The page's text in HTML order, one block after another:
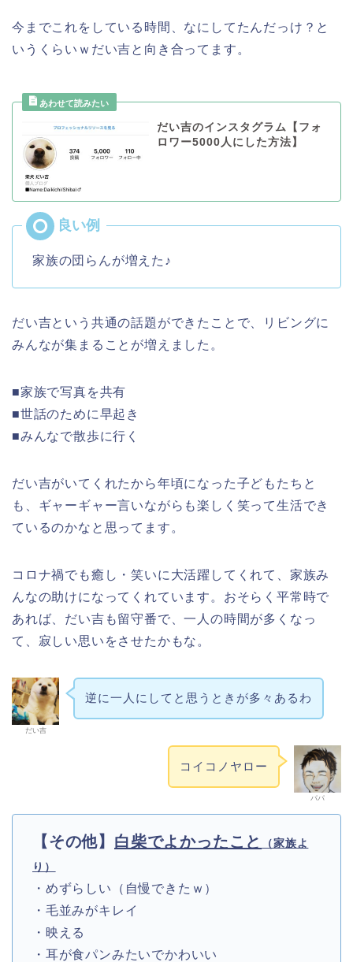
今までこれをしている時間、なにしてたんだっけ？と
いうくらいｗだい吉と向き合ってます。
だい吉のインスタグラム【フォ
ロワー5000人にした方法】
家族の団らんが増えた♪
だい吉という共通の話題ができたことで、リビングに
みんなが集まることが増えました。
■家族で写真を共有
■世話のために早起き
■みんなで散歩に行く
だい吉がいてくれたから年頃になった子どもたちと
も、ギャーギャー言いながらも楽しく笑って生活でき
ているのかなと思ってます。
コロナ禍でも癒し・笑いに大活躍してくれて、家族み
んなの助けになってくれています。おそらく平常時で
あれば、だい吉も留守番で、一人の時間が多くなっ
て、寂しい思いをさせたかもな。
だい吉
逆に一人にしてと思うときが多々あるわ
パパ
コイコノヤロー
【その他】 白柴でよかったこと
（家族よ
り）
・めずらしい（自慢できたｗ）
・毛並みがキレイ
・映える
・耳が食パンみたいでかわいい